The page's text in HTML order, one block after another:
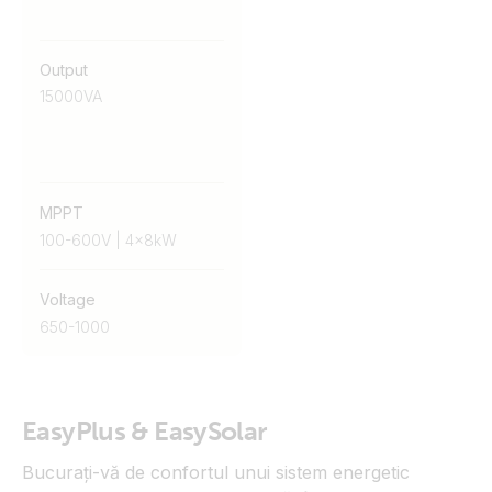
Output
15000VA
MPPT
100-600V | 4x8kW
Voltage
650-1000
EasyPlus & EasySolar
Bucurați-vă de confortul unui sistem energetic